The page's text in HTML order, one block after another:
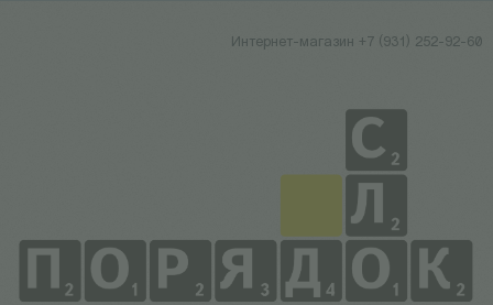
Интернет-магазин +7 (931) 252-92-60